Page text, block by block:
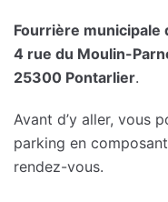
Fourrière municipale
4 rue du Moulin-
25300 Pontarlier.
Avant d’y aller, vous
parking en
rendez-vous.